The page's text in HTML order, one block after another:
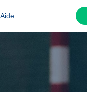
Aide